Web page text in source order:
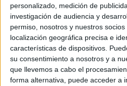
personalizado, medición de
investigación de audiencia y
permiso, nosotros y nuestros
localización geográfica precisa e
características de dispositivos.
su consentimiento a nosotros y a
que llevemos a cabo el
forma alternativa, puede acceder a
Otro de los recursos
adaptado Belén López
fantástico blog Un
es INFERENCIAS. ¿De
de forma interactiva
compartía ayer con el